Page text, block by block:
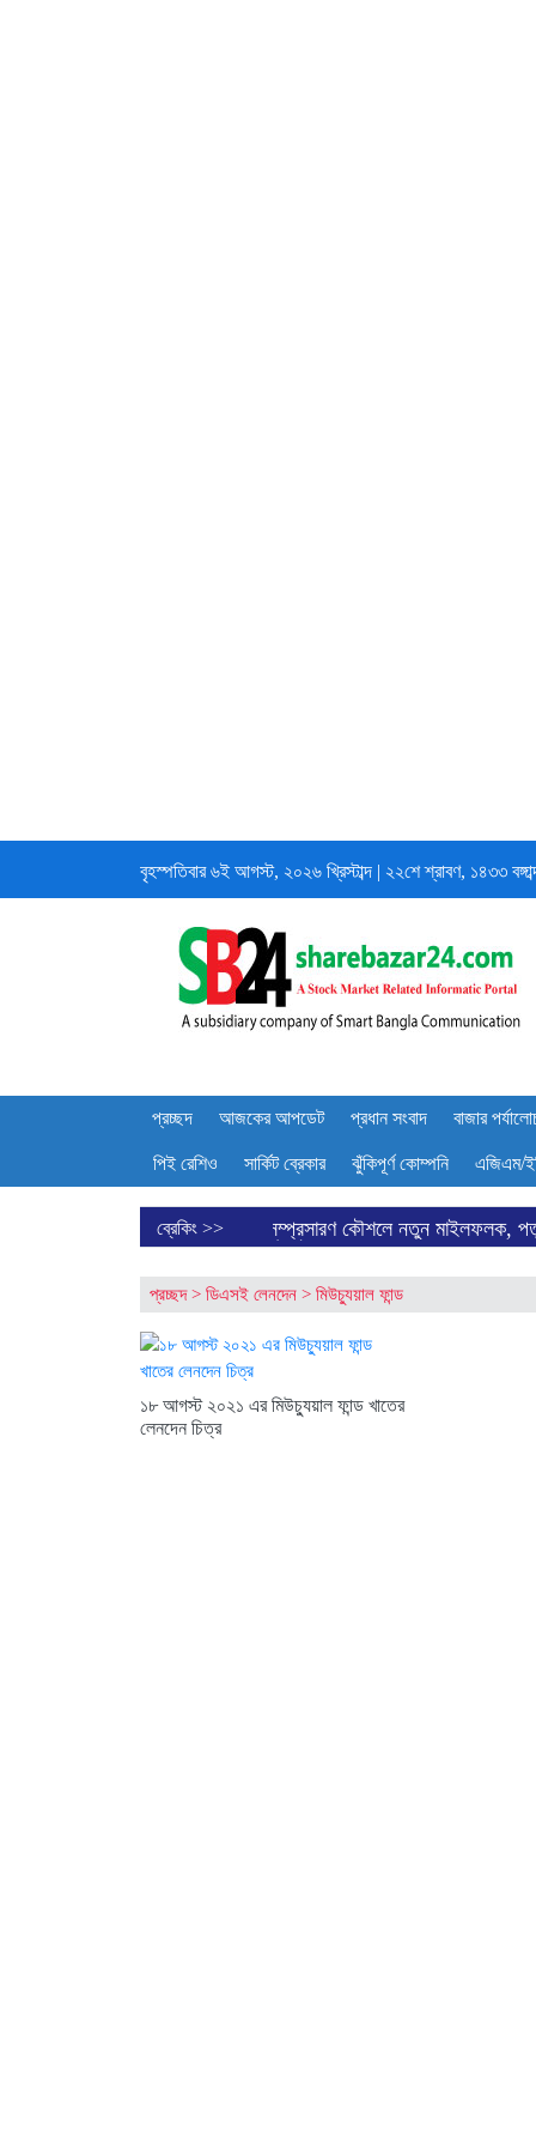
বৃহস্পতিবার ৬ই আগস্ট, ২০২৬ খ্রিস্টাব্দ | ২২শে শ্রাবণ, ১৪৩৩
প্রচ্ছদ আজকের আপডেট প্রধান সংবাদ বাজার
পিই রেশিও সার্কিট ব্রেকার ঝুঁকিপূর্ণ কোম্পনি এজিএম/
ব্রেকিং >>
ইউরোপে সম্প্রসারণ কৌশলে নতুন মাইলফলক, পর্তুগালে রেনাটার প্রথম
প্রচ্ছদ> ডিএসই লেনদেন > মিউচ্যুয়াল ফান্ড
১৮ আগস্ট ২০২১ এর মিউচ্যুয়াল ফান্ড খাতের
লেনদেন চিত্র